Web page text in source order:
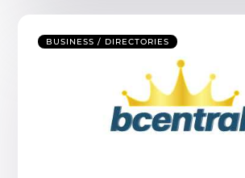
BUSINESS / DIRECTORIES